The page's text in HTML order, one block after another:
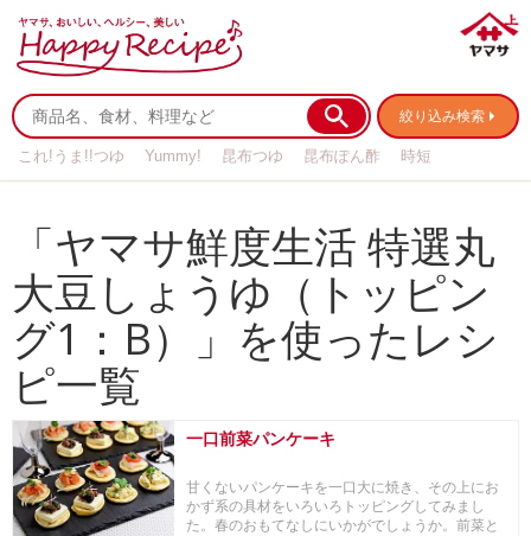
絞り込み検索
これ!うま!!つゆ Yummy! 昆布つゆ 昆布ぽん酢
時短
「ヤマサ鮮度生活 特選丸
大豆しょうゆ（トッピン
グ1：B）」を使ったレシ
ピ一覧
一口前菜パンケーキ
甘くないパンケーキを一口大に焼き、その上にお
かず系の具材をいろいろトッピングしてみまし
た。春のおもてなしにいかがでしょうか。前菜と